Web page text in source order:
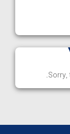
Sorry,